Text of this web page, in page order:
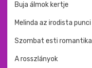
Buja álmok kertje
Melinda az irodista punci
Szombat esti romantika
A rosszlányok